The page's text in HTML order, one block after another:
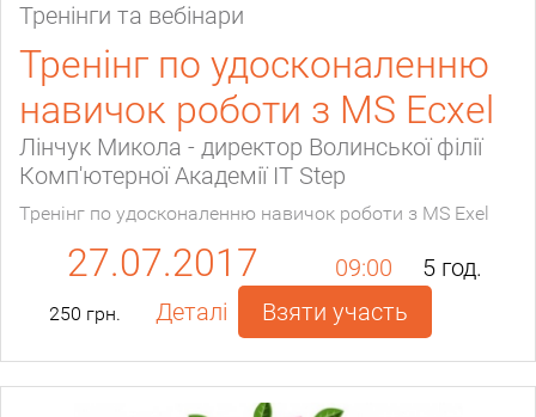
Тренінги та вебінари
Тренінг по удосконаленню
навичок роботи з MS Ecxel
Лінчук Микола - директор Волинської філії
Комп'ютерної Академії IT Step
Тренінг по удосконаленню навичок роботи з MS Exel
27.07.2017 09:00 5 год.
250 грн. Деталі Взяти участь